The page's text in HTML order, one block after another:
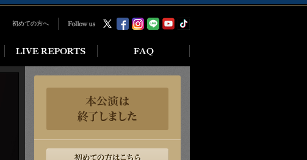
初めての方へ